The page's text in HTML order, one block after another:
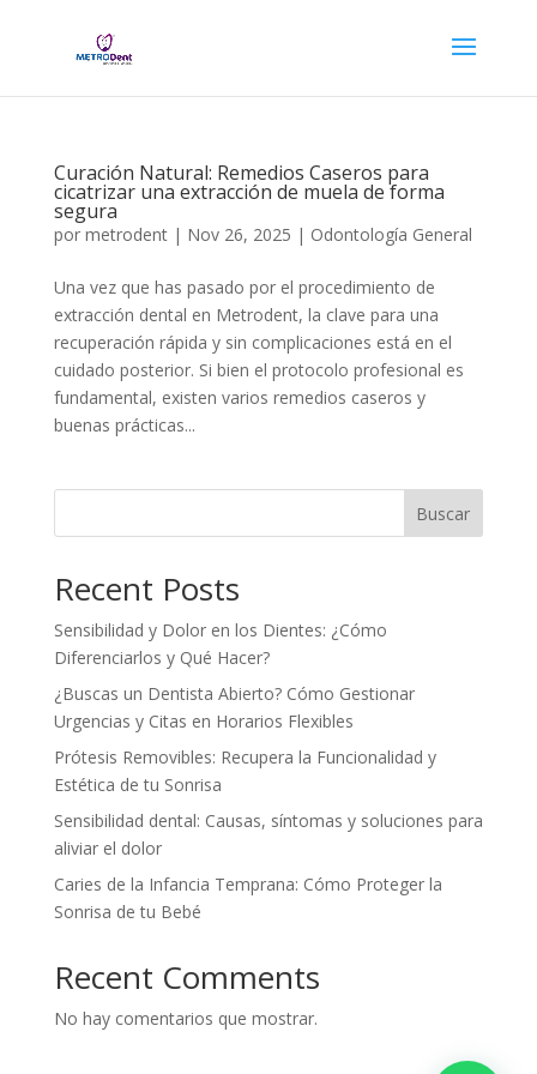
Curación Natural: Remedios Caseros para
cicatrizar una extracción de muela de forma
segura
por metrodent| Nov 26, 2025 | Odontología General
Una vez que has pasado por el procedimiento de
extracción dental en Metrodent, la clave para una
recuperación rápida y sin complicaciones está en el
cuidado posterior. Si bien el protocolo profesional es
fundamental, existen varios remedios caseros y
buenas prácticas...
Buscar
Recent Posts
Sensibilidad y Dolor en los Dientes: ¿Cómo
Diferenciarlos y Qué Hacer?
¿Buscas un Dentista Abierto? Cómo Gestionar
Urgencias y Citas en Horarios Flexibles
Prótesis Removibles: Recupera la Funcionalidad y
Estética de tu Sonrisa
Sensibilidad dental: Causas, síntomas y soluciones para
aliviar el dolor
Caries de la Infancia Temprana: Cómo Proteger la
Sonrisa de tu Bebé
Recent Comments
No hay comentarios que mostrar.